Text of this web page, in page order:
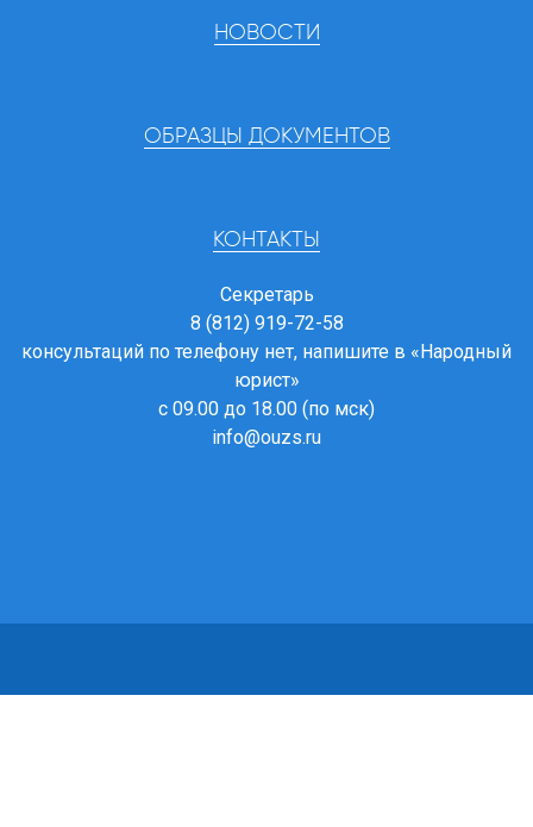
НОВОСТИ
ОБРАЗЦЫ ДОКУМЕНТОВ
КОНТАКТЫ
Секретарь
8 (812) 919-72-58
консультаций по телефону нет, напишите в «Народный
юрист»
с 09.00 до 18.00 (по мск)
info@ouzs.ru